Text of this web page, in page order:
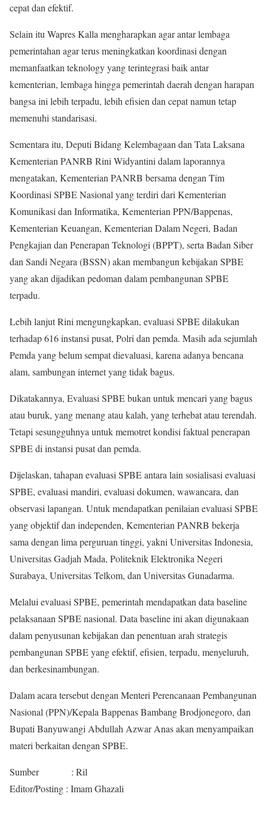
cepat dan efektif.
Selain itu Wapres Kalla mengharapkan agar antar lembaga
pemerintahan agar terus meningkatkan koordinasi dengan
memanfaatkan teknology yang terintegrasi baik antar
kementerian, lembaga hingga pemerintah daerah dengan harapan
bangsa ini lebih terpadu, lebih efisien dan cepat namun tetap
memenuhi standarisasi.
Sementara itu, Deputi Bidang Kelembagaan dan Tata Laksana
Kementerian PANRB Rini Widyantini dalam laporannya
mengatakan, Kementerian PANRB bersama dengan Tim
Koordinasi SPBE Nasional yang terdiri dari Kementerian
Komunikasi dan Informatika, Kementerian PPN/Bappenas,
Kementerian Keuangan, Kementerian Dalam Negeri, Badan
Pengkajian dan Penerapan Teknologi (BPPT), serta Badan Siber
dan Sandi Negara (BSSN) akan membangun kebijakan SPBE
yang akan dijadikan pedoman dalam pembangunan SPBE
terpadu.
Lebih lanjut Rini mengungkapkan, evaluasi SPBE dilakukan
terhadap 616 instansi pusat, Polri dan pemda. Masih ada sejumlah
Pemda yang belum sempat dievaluasi, karena adanya bencana
alam, sambungan internet yang tidak bagus.
Dikatakannya, Evaluasi SPBE bukan untuk mencari yang bagus
atau buruk, yang menang atau kalah, yang terhebat atau terendah.
Tetapi sesungguhnya untuk memotret kondisi faktual penerapan
SPBE di instansi pusat dan pemda.
Dijelaskan, tahapan evaluasi SPBE antara lain sosialisasi evaluasi
SPBE, evaluasi mandiri, evaluasi dokumen, wawancara, dan
observasi lapangan. Untuk mendapatkan penilaian evaluasi SPBE
yang objektif dan independen, Kementerian PANRB bekerja
sama dengan lima perguruan tinggi, yakni Universitas Indonesia,
Universitas Gadjah Mada, Politeknik Elektronika Negeri
Surabaya, Universitas Telkom, dan Universitas Gunadarma.
Melalui evaluasi SPBE, pemerintah mendapatkan data baseline
pelaksanaan SPBE nasional. Data baseline ini akan digunakaan
dalam penyusunan kebijakan dan penentuan arah strategis
pembangunan SPBE yang efektif, efisien, terpadu, menyeluruh,
dan berkesinambungan.
Dalam acara tersebut dengan Menteri Perencanaan Pembangunan
Nasional (PPN)/Kepala Bappenas Bambang Brodjonegoro, dan
Bupati Banyuwangi Abdullah Azwar Anas akan menyampaikan
materi berkaitan dengan SPBE.
Sumber : Ril
Editor/Posting : Imam Ghazali